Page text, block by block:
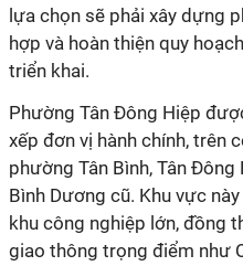
lựa chọn sẽ phải xây dựng
hợp và hoàn thiện quy
triển khai.
Phường Tân Đông Hiệp
xếp đơn vị hành chính, trên
phường Tân Bình, Tân
Bình Dương cũ. Khu vực
khu công nghiệp lớn, đồng
giao thông trọng điểm như